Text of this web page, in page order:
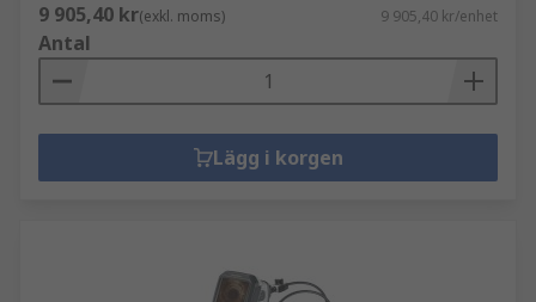
9 905,40 kr(exkl. moms) 9 905,40 kr/enhet
Antal
Lägg i korgen